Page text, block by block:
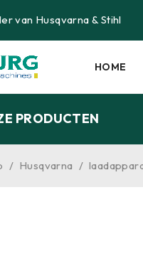
van Husqvarna &Stihl
HOME
PRODUCTEN
/ Husqvarna /